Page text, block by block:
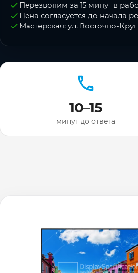
Перезвоним за 15 минут в
Цена согласуется до начала
Мастерская: ул. Восточно-
10–15
минут до ответа